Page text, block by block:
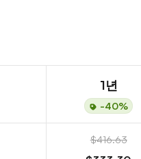
1년
-40%
$416.63